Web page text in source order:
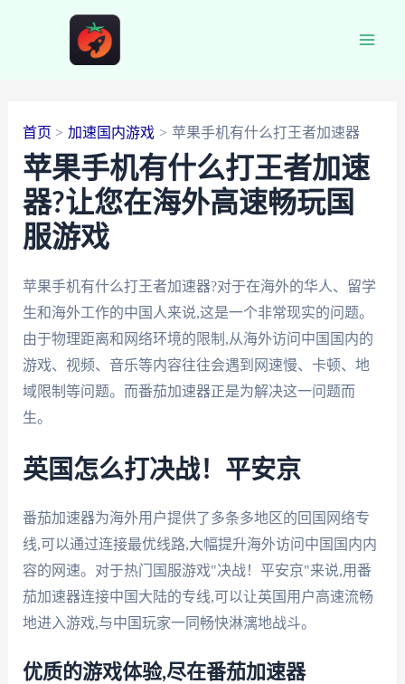
首页 加速国内游戏 苹果手机有什么打王者加速器
苹果手机有什么打王者加速
器?让您在海外高速畅玩国
服游戏
苹果手机有什么打王者加速器?对于在海外的华人、留学
生和海外工作的中国人来说,这是一个非常现实的问题。
由于物理距离和网络环境的限制,从海外访问中国国内的
游戏、视频、音乐等内容往往会遇到网速慢、卡顿、地
域限制等问题。而番茄加速器正是为解决这一问题而
生。
英国怎么打决战！平安京
番茄加速器为海外用户提供了多条多地区的回国网络专
线,可以通过连接最优线路,大幅提升海外访问中国国内内
容的网速。对于热门国服游戏"决战！平安京"来说,用番
茄加速器连接中国大陆的专线,可以让英国用户高速流畅
地进入游戏,与中国玩家一同畅快淋漓地战斗。
优质的游戏体验,尽在番茄加速器